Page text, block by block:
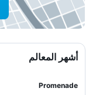
أشهر المعالم
Promenade